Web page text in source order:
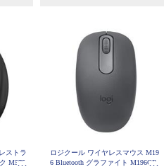
ストラ
M575
ロジクール ワイヤレスマウス M19
6 Bluetooth グラファイト M196GR